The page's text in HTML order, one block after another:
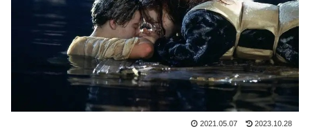
2021.05.07 2023.10.28